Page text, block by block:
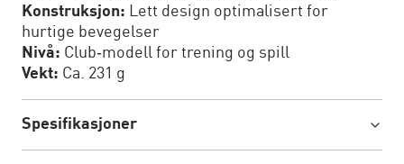
Konstruksjon: Lett design optimalisert for
hurtige bevegelser
Nivå: Club‑modell for trening og spill
Vekt: Ca. 231 g
Spesifikasjoner